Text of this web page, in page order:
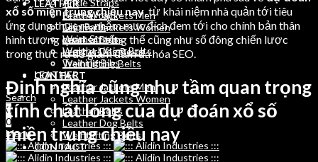
LEATHER
Leather Jackets Men
Leather Jackets Women
Leather Belts
Leather Dog Belts
Weihtlifting Belts
CONTACT
Search
0
0
Menu
Ankle Straps
Knee Wraps
Grip Pads
Wrist Straps
Weight Lifting Belts
Training Bibs
LEATHER
Leather Jackets Men
Leather Jackets Women
Leather Belts
Leather Dog Belts
Weihtlifting Belts
CONTACT
xổ số miền trung chiều nay , từ khái niệm nhà quản tới tiêu
ứng dụng thực ra, nhằm mục đích đem tới cho chính bản thân
hình tượng quan sát tổng thể cũng như số đông chiến lược
trong thực ra để giảm đấm đá hóa SEO.
Định nghĩa cũng như tầm quan trọng
tính chất lỏng của dự đoán xổ số
miền trung chiều nay